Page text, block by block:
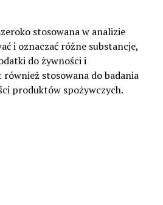
stosowana w analizie
i oznaczać różne substancje,
do żywności i
również stosowana do badania
produktów spożywczych.